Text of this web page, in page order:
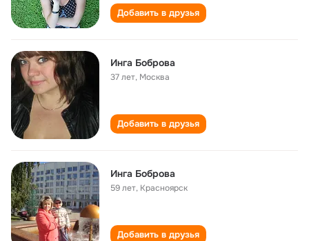
Добавить в друзья
Инга Боброва
37 лет, Москва
Добавить в друзья
Инга Боброва
59 лет, Красноярск
Добавить в друзья